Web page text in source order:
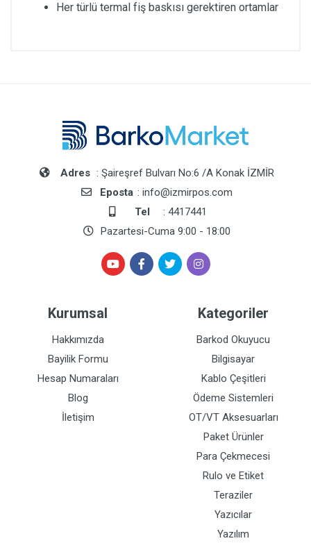
Her türlü termal fiş baskısı gerektiren ortamlar
Adres : Şaireşref Bulvarı No:6 /A Konak İZMİR
Eposta : info@izmirpos.com
Tel
: 4417441
Pazartesi-Cuma 9:00 - 18:00
Kurumsal
Hakkımızda
Bayilik Formu
Hesap Numaraları
Blog
İletişim
Kategoriler
Barkod Okuyucu
Bilgisayar
Kablo Çeşitleri
Ödeme Sistemleri
OT/VT Aksesuarları
Paket Ürünler
Para Çekmecesi
Rulo ve Etiket
Teraziler
Yazıcılar
Yazılım